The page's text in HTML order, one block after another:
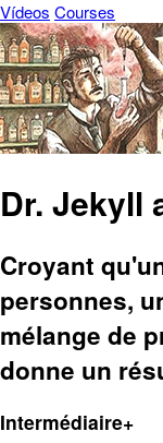
Vídeos Courses
Dr. Jekyll
Croyant
personnes,
mélange de
donne un
Intermédiaire+